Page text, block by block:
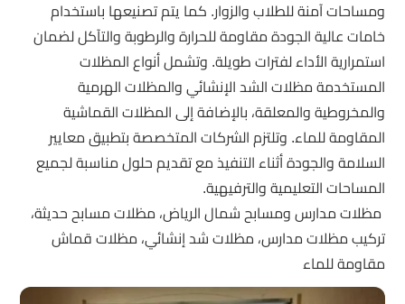
ومساحات آمنة للطلاب والزوار. كما يتم تصنيعها باستخدام
خامات عالية الجودة مقاومة للحرارة والرطوبة والتآكل لضمان
استمرارية الأداء لفترات طويلة. وتشمل أنواع المظلات
المستخدمة مظلات الشد الإنشائي والمظلات الهرمية
والمخروطية والمعلقة، بالإضافة إلى المظلات القماشية
المقاومة للماء. وتلتزم الشركات المتخصصة بتطبيق معايير
السلامة والجودة أثناء التنفيذ مع تقديم حلول مناسبة لجميع
المساحات التعليمية والترفيهية.
مظلات مدارس ومسابح شمال الرياض، مظلات مسابح حديثة،
تركيب مظلات مدارس، مظلات شد إنشائي، مظلات قماش
مقاومة للماء